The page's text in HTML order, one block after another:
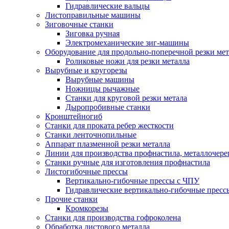
Гидравлические вальцы
Листоправильные машины
Зиговочные станки
Зиговка ручная
Электромеханические зиг-машины
Оборудование для продольно-поперечной резки
Роликовые ножи для резки металла
Вырубные и кругорезы
Вырубные машины
Ножницы рычажные
Станки для круговой резки метала
Дыропробивные станки
Кронштейногиб
Станки для проката ребер жесткости
Станки ленточнопильные
Аппарат плазменной резки металла
Линии для производства профнастила,
Станки ручные для изготовления профнастила
Листогибочные прессы
Вертикально-гибочные прессы с ЧПУ
Гидравлические вертикально-гибочные
Прочие станки
Кромкорезы
Станки для производства гофроколена
Обработка листового металла